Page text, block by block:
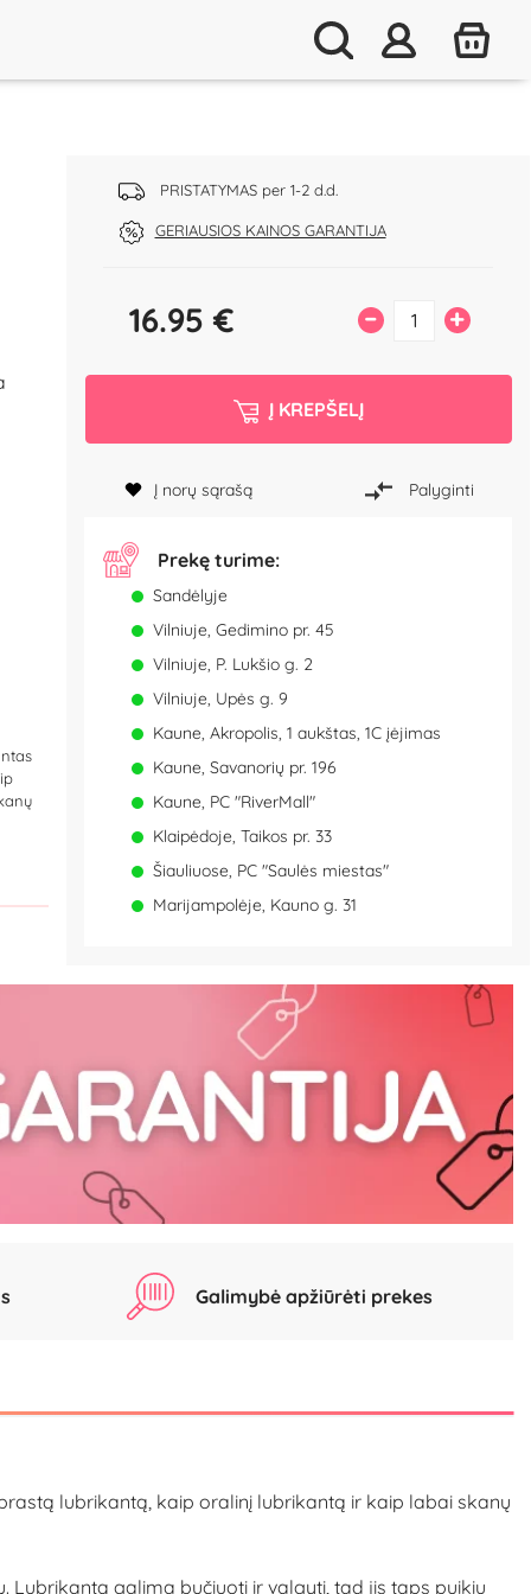
PRISTATYMAS per 1-2 d.d.
GERIAUSIOS KAINOS GARANTIJA
16.95 € – +
Į KREPŠELĮ
Į norų sąrašą Palyginti
Prekę turime:
Sandėlyje
Vilniuje, Gedimino pr. 45
Vilniuje, P. Lukšio g. 2
Vilniuje, Upės g. 9
Kaune, Akropolis, 1 aukštas, 1C įėjimas
Kaune, Savanorių pr. 196
Kaune, PC "RiverMall"
Klaipėdoje, Taikos pr. 33
Šiauliuose, PC "Saulės miestas"
Marijampolėje, Kauno g. 31
Galimybė apžiūrėti prekes
lubrikantą, kaip oralinį lubrikantą ir kaip labai skanų
Lubrikantą galima bučiuoti ir valgyti, tad jis taps puikiu